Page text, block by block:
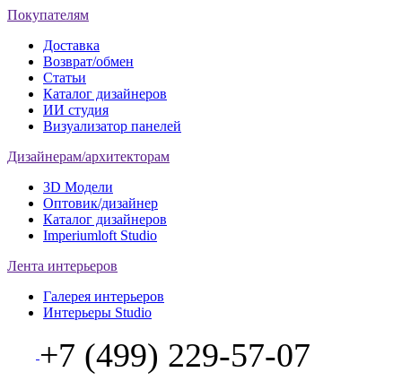
Покупателям
Доставка
Возврат/обмен
Статьи
Каталог дизайнеров
ИИ студия
Визуализатор панелей
Дизайнерам/архитекторам
3D Модели
Оптовик/дизайнер
Каталог дизайнеров
Imperiumloft Studio
Лента интерьеров
Галерея интерьеров
Интерьеры Studio
+7 (499) 229-57-07